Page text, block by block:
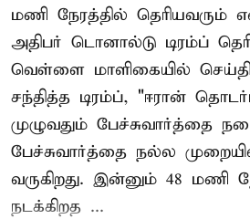
மணி நேரத்தில் தெரியவரும்
அதிபர் டொனால்டு டிரம்ப்
வெள்ளை மாளிகையில்
சந்தித்த டிரம்ப், "ஈரான்
முழுவதும் பேச்சுவார்த்தை
பேச்சுவார்த்தை நல்ல
வருகிறது. இன்னும் 48 மணி
நடக்கிறத ...